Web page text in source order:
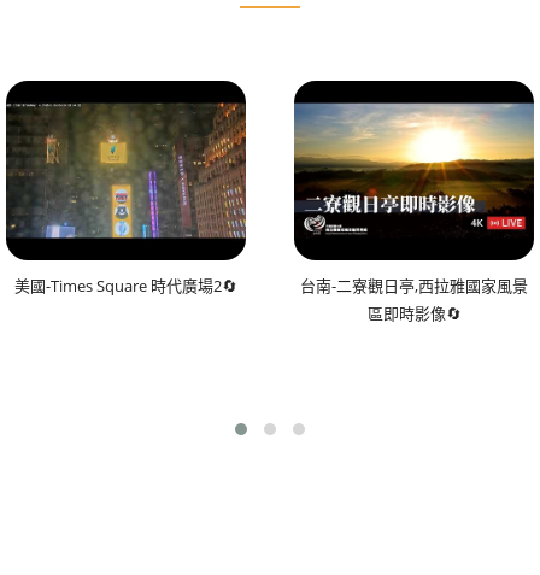
美國-Times Square 時代廣場2🔄
台南-二寮觀日亭,西拉雅國家風景
區即時影像🔄